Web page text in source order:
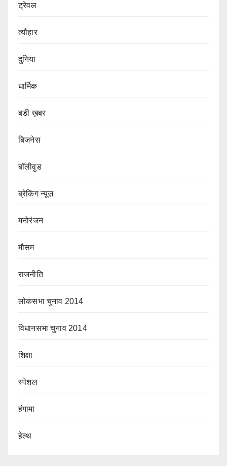
ट्रेवल
त्यौहार
दुनिया
धार्मिक
बडी ख़बर
बिजनेस
बॉलीवुड
ब्रेकिंग न्यूज़
मनोरंजन
मौसम
राजनीति
लोकसभा चुनाव 2014
विधानसभा चुनाव 2014
शिक्षा
स्पेशल
हंगामा
हेल्थ